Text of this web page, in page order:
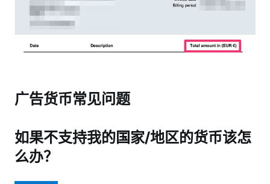
广告货币常见问题
如果不支持我的国家/地区的货币该怎
么办？